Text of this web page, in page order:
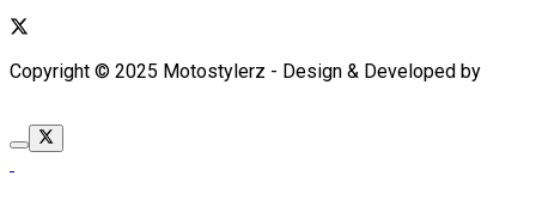
Copyright © 2025 Motostylerz - Design & Developed by